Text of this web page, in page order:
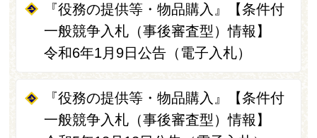
『役務の提供等・物品購入』【条件付
一般競争入札（事後審査型）情報】
令和6年1月9日公告（電子入札）
『役務の提供等・物品購入』【条件付
一般競争入札（事後審査型）情報】